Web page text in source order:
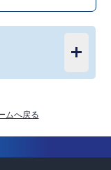
ムへ戻る